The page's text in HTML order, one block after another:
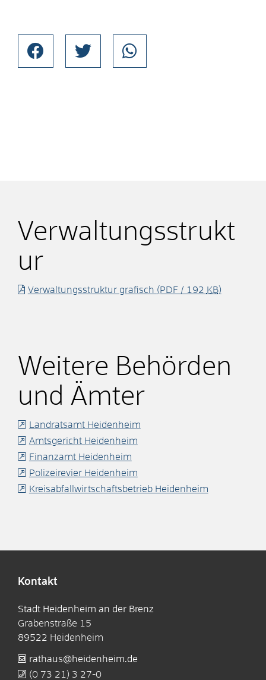
Verwaltungsstrukt
ur
Verwaltungsstruktur grafisch (PDF / 192 KB)
Weitere Behörden
und Ämter
Landratsamt Heidenheim
Amtsgericht Heidenheim
Finanzamt Heidenheim
Polizeirevier Heidenheim
Kreisabfallwirtschaftsbetrieb Heidenheim
Kontakt
Stadt Heidenheim an der Brenz
Grabenstraße 15
89522 Heidenheim
rathaus@heidenheim.de
(0 73 21) 3 27-0